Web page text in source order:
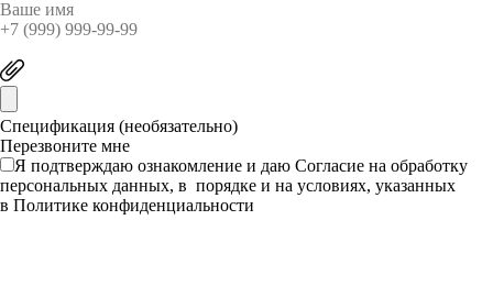
Спецификация (необязательно)
Я подтверждаю ознакомление и даю Согласие на обработку
персональных данных, в порядке и на условиях, указанных
в Политике конфиденциальности